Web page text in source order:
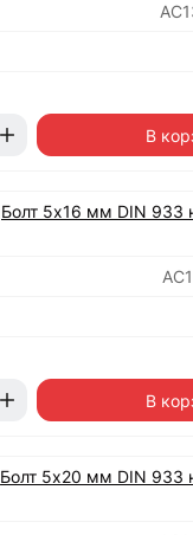
В
Болт 5х16 мм DIN
В
Болт 5х20 мм DIN